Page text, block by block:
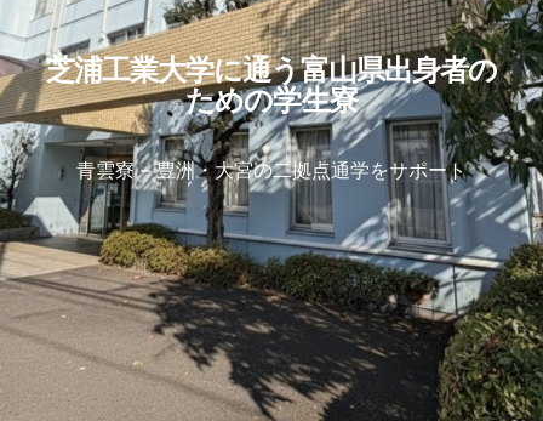
芝浦工業大学に​通う​富山県出身者の​
ための​学生寮
青雲寮 – 豊洲・大宮の二拠点通学をサポート